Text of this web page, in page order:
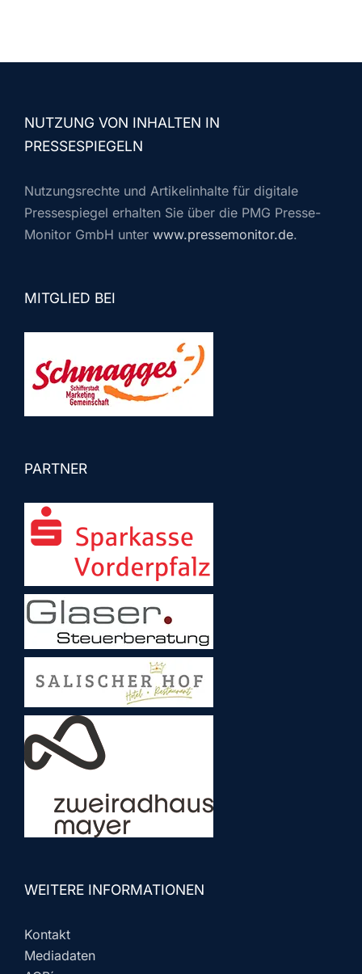
NUTZUNG VON INHALTEN IN
PRESSESPIEGELN
Nutzungsrechte und Artikelinhalte für digitale
Pressespiegel erhalten Sie über die PMG Presse-
Monitor GmbH unter www.pressemonitor.de.
MITGLIED BEI
PARTNER
WEITERE INFORMATIONEN
Kontakt
Mediadaten